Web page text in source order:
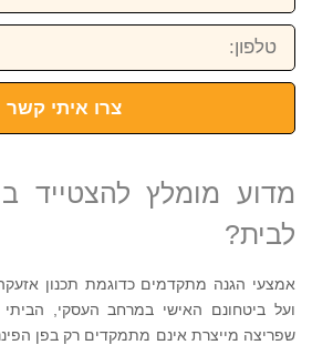
טלפון:
צרו איתי קשר
מדוע מומלץ להצטייד
לבית?
אמצעי הגנה מתקדמים כדוגמת תכנון
ועל ביטחונם האישי במרחב העסקי, הביתי
שפריצה מייצרת אינם מתמקדים רק בפן